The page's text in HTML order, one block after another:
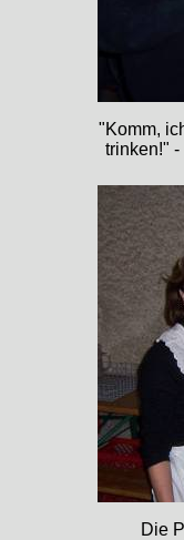
"Komm,
trinken!"
Die